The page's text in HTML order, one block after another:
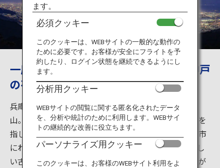
旅のお役立ち情報
ANA サービス
一度は見なはれ日本3大夜景の一つ、神戸
の夜景
兵庫県神戸市の市街地の西から北にかけて広がる六甲
山。一般に「六甲山」は大小の山を含む六甲山系全域を
指し、山域は神戸市だけでなく芦屋市、西宮市、宝塚市
にわたっています。六甲山上には牧場や眺望の素晴らし
い古刹などのんびりした時間を楽しめる観光スポットが
ます。
必須クッキー
このクッキーは、WEBサイトの一般的な動作の
ために必要です。お客様が安全にフライトを予
約したり、ログイン状態を継続できるようにし
ます。
分析用クッキー
WEBサイトの閲覧に関する匿名化されたデータ
を、分析や統計のために利用します。WEBサイ
トの継続的な改善に役立ちます。
パーソナライズ用クッキー
このクッキーは、お客様のWEBサイト利用をよ